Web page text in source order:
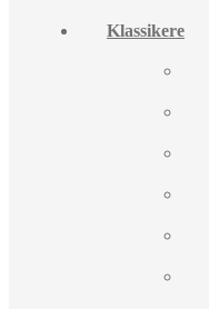
Klassikere